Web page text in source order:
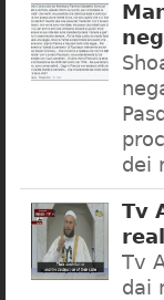
dei
Tv
Tv
dai